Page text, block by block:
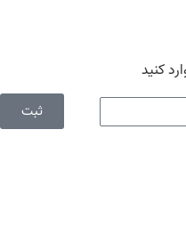
کنید
ثبت